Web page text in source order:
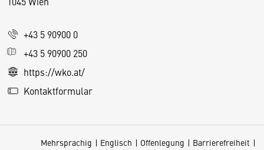
+43 5 90900 0
+43 5 90900 250
https://wko.at/
Kontaktformular
Mehrsprachig Englisch Offenlegung Barrierefreiheit
s
e
S
e